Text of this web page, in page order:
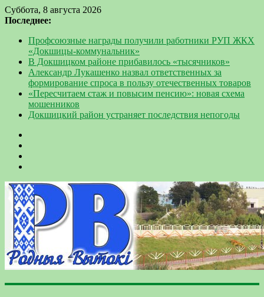
Суббота, 8 августа 2026
Последнее:
Профсоюзные награды получили работники РУП ЖКХ
«Докшицы-коммунальник»
В Докшицком районе прибавилось «тысячников»
Александр Лукашенко назвал ответственных за
формирование спроса в пользу отечественных товаров
«Пересчитаем стаж и повысим пенсию»: новая схема
мошенников
Докшицкий район устраняет последствия непогоды